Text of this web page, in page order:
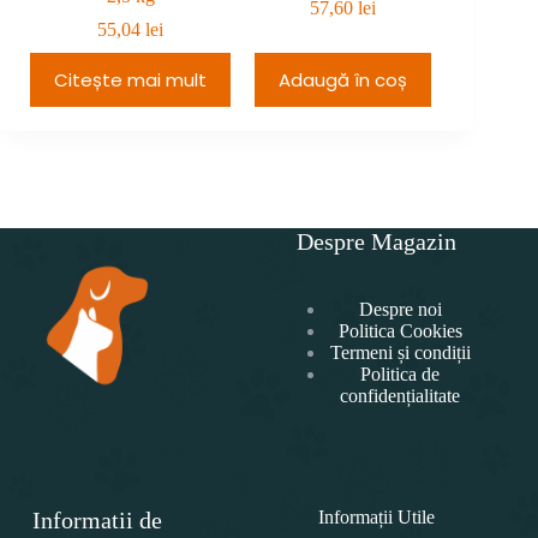
55,04lei
Citește mai mult
57,60lei
Adaugă în coș
Despre Magazin
Despre noi
Politica Cookies
Termeni și condiții
Politica de
confidențialitate
Informatii de
Informații Utile